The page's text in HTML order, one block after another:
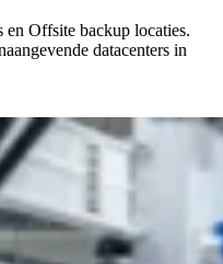
Offsite backup locaties.
datacenters in